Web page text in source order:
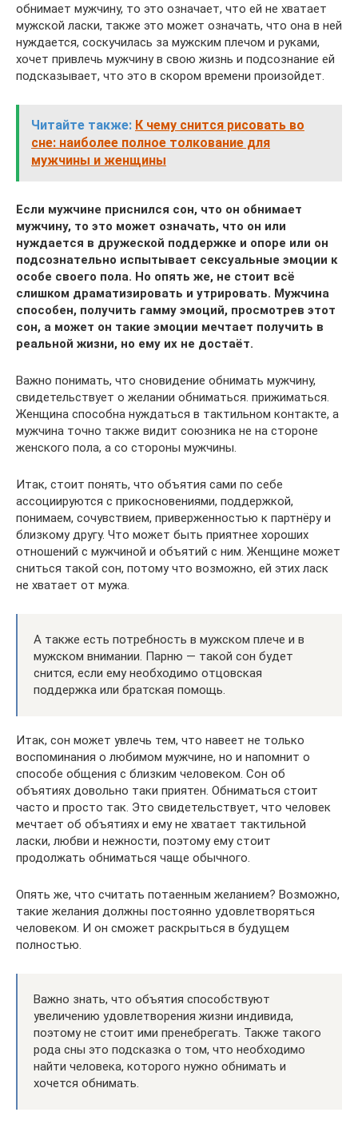
обнимает мужчину, то это означает, что ей не хватает
мужской ласки, также это может означать, что она в ней
нуждается, соскучилась за мужским плечом и руками,
хочет привлечь мужчину в свою жизнь и подсознание ей
подсказывает, что это в скором времени произойдет.
Читайте также: К чему снится рисовать во
сне: наиболее полное толкование для
мужчины и женщины
Если мужчине приснился сон, что он обнимает
мужчину, то это может означать, что он или
нуждается в дружеской поддержке и опоре или он
подсознательно испытывает сексуальные эмоции к
особе своего пола. Но опять же, не стоит всё
слишком драматизировать и утрировать. Мужчина
способен, получить гамму эмоций, просмотрев этот
сон, а может он такие эмоции мечтает получить в
реальной жизни, но ему их не достаёт.
Важно понимать, что сновидение обнимать мужчину,
свидетельствует о желании обниматься. прижиматься.
Женщина способна нуждаться в тактильном контакте, а
мужчина точно также видит союзника не на стороне
женского пола, а со стороны мужчины.
Итак, стоит понять, что объятия сами по себе
ассоциируются с прикосновениями, поддержкой,
понимаем, сочувствием, приверженностью к партнёру и
близкому другу. Что может быть приятнее хороших
отношений с мужчиной и объятий с ним. Женщине может
сниться такой сон, потому что возможно, ей этих ласк
не хватает от мужа.
А также есть потребность в мужском плече и в
мужском внимании. Парню — такой сон будет
снится, если ему необходимо отцовская
поддержка или братская помощь.
Итак, сон может увлечь тем, что навеет не только
воспоминания о любимом мужчине, но и напомнит о
способе общения с близким человеком. Сон об
объятиях довольно таки приятен. Обниматься стоит
часто и просто так. Это свидетельствует, что человек
мечтает об объятиях и ему не хватает тактильной
ласки, любви и нежности, поэтому ему стоит
продолжать обниматься чаще обычного.
Опять же, что считать потаенным желанием? Возможно,
такие желания должны постоянно удовлетворяться
человеком. И он сможет раскрыться в будущем
полностью.
Важно знать, что объятия способствуют
увеличению удовлетворения жизни индивида,
поэтому не стоит ими пренебрегать. Также такого
рода сны это подсказка о том, что необходимо
найти человека, которого нужно обнимать и
хочется обнимать.